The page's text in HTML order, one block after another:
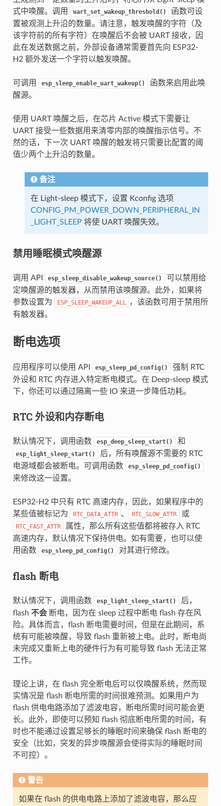
式中唤醒。调用
uart_set_wakeup_threshold()
函数可设
置被观测上升沿的数量。请注意，触发唤醒的字符（及
该字符前的所有字符）在唤醒后不会被 UART 接收，因
此在发送数据之前，外部设备通常需要首先向 ESP32-
H2 额外发送一个字符以触发唤醒。
可调用 esp_sleep_enable_uart_wakeup()
函数来启用此唤
醒源。
使用 UART 唤醒之后，在芯片 Active 模式下需要让
UART 接受一些数据用来清零内部的唤醒指示信号。不
然的话，下一次 UART 唤醒的触发将只需要比配置的阈
值少两个上升沿的数量。
备注
在 Light-sleep 模式下，设置 Kconfig 选项
CONFIG_PM_POWER_DOWN_PERIPHERAL_IN
_LIGHT_SLEEP 将使 UART 唤醒失效。
禁用睡眠模式唤醒源
调用 API esp_sleep_disable_wakeup_source()
可以禁用给
定唤醒源的触发器，从而禁用该唤醒源。此外，如果将
参数设置为
ESP_SLEEP_WAKEUP_ALL ，该函数可用于禁用所
有触发器。
断电选项
应用程序可以使用 API esp_sleep_pd_config()
强制 RTC
外设和 RTC 内存进入特定断电模式。在 Deep-sleep 模式
下，你还可以通过隔离一些 IO 来进一步降低功耗。
RTC 外设和内存断电
默认情况下，调用函数 esp_deep_sleep_start() 和
esp_light_sleep_start()
后，所有唤醒源不需要的 RTC
电源域都会被断电。可调用函数
esp_sleep_pd_config()
来修改这一设置。
ESP32-H2 中只有 RTC 高速内存，因此，如果程序中的
某些值被标记为
RTC_DATA_ATTR 、 RTC_SLOW_ATTR 或
RTC_FAST_ATTR
属性，那么所有这些值都将被存入 RTC
高速内存，默认情况下保持供电。如有需要，也可以使
用函数
esp_sleep_pd_config() 对其进行修改。
flash 断电
默认情况下，调用函数 esp_light_sleep_start()
后，
flash 不会断电，因为在 sleep 过程中断电 flash 存在风
险。具体而言，flash 断电需要时间，但是在此期间，系
统有可能被唤醒，导致 flash 重新被上电。此时，断电尚
未完成又重新上电的硬件行为有可能导致 flash 无法正常
工作。
理论上讲，在 flash 完全断电后可以仅唤醒系统，然而现
实情况是 flash 断电所需的时间很难预测。如果用户为
flash 供电电路添加了滤波电容，断电所需时间可能会更
长。此外，即使可以预知 flash 彻底断电所需的时间，有
时也不能通过设置足够长的睡眠时间来确保 flash 断电的
安全（比如，突发的异步唤醒源会使得实际的睡眠时间
不可控）。
警告
如果在 flash 的供电电路上添加了滤波电容，那么应